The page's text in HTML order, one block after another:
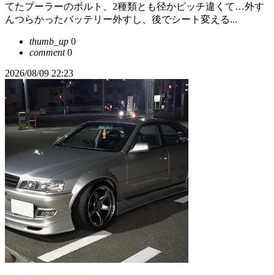
てたプーラーのボルト、2種類とも径かピッチ違くて…外す
んつらかったバッテリー外すし、後でシート変える...
thumb_up 0
comment0
2026/08/09 22:23